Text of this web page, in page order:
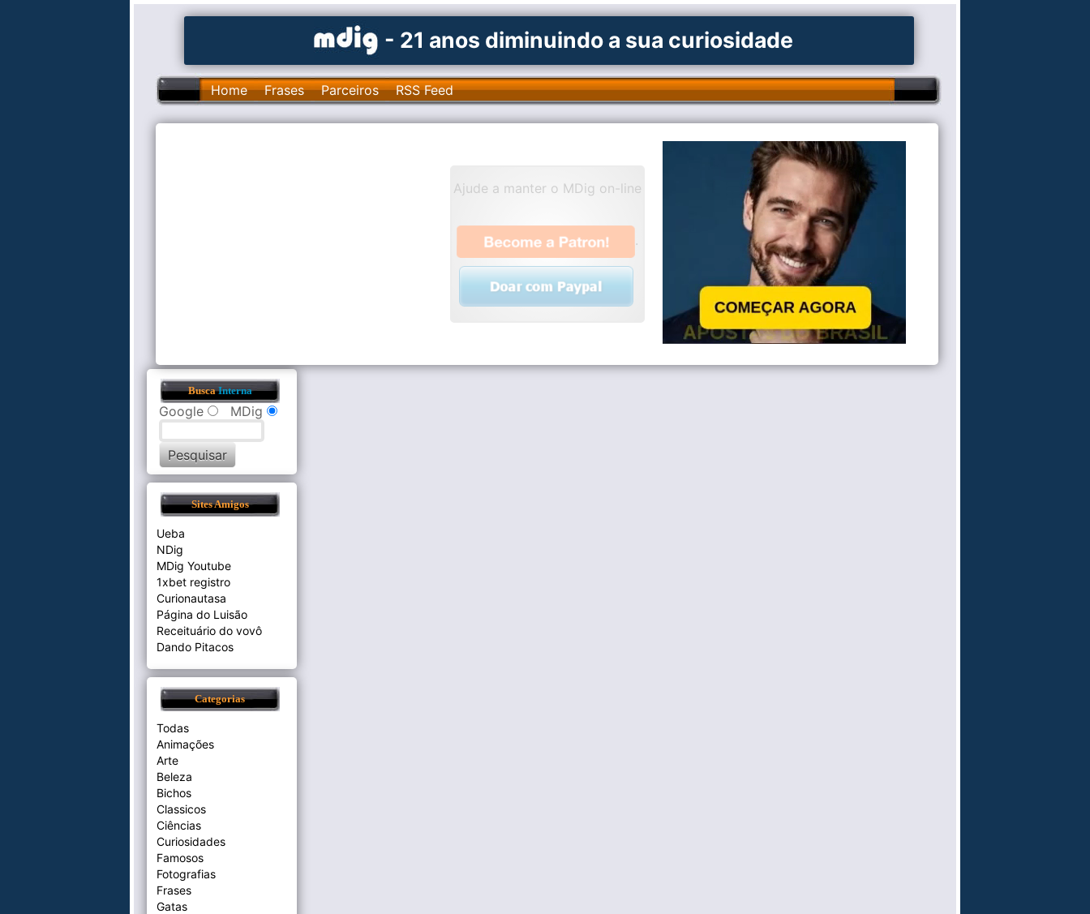
- 21 anos diminuindo a sua curiosidade
Home Frases Parceiros RSS Feed
Ajude a manter o MDig on-line
.
BuscaInterna
Google MDig
Sites Amigos
Ueba
NDig
MDig Youtube
1xbet registro
Curionautasa
Página do Luisão
Receituário do vovô
Dando Pitacos
Categorias
Todas
Animações
Arte
Beleza
Bichos
Classicos
Ciências
Curiosidades
Famosos
Fotografias
Frases
Gatas